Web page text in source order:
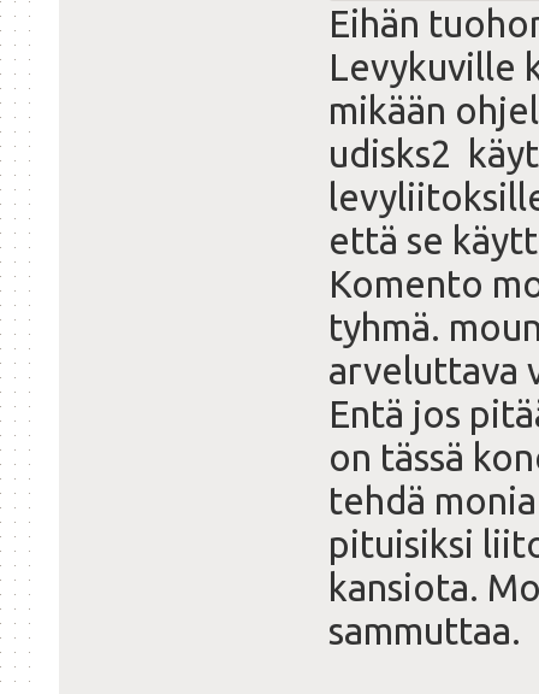
Eihän
Levykuville
mikään
udisks2
että se
Komento
tyhmä.
arveluttava
Entä jos
on tässä
tehdä
pituisiksi
kansiota.
sammuttaa.